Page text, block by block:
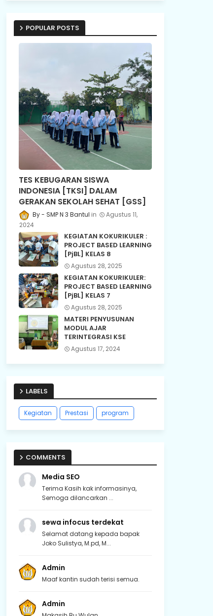
POPULAR POSTS
TES KEBUGARAN SISWA
INDONESIA [TKSI] DALAM
GERAKAN SEKOLAH SEHAT [GSS]
SMP N 3 Bantul
Agustus 11,
2024
KEGIATAN KOKURIKULER :
PROJECT BASED LEARNING
[PjBL] KELAS 8
Agustus 28, 2025
KEGIATAN KOKURIKULER:
PROJECT BASED LEARNING
[PjBL] KELAS 7
Agustus 28, 2025
MATERI PENYUSUNAN
MODUL AJAR
TERINTEGRASI KSE
Agustus 17, 2024
LABELS
Kegiatan Prestasi program
COMMENTS
Media SEO
Terima Kasih kak informasinya,
Semoga dilancarkan ...
sewa infocus terdekat
Selamat datang kepada bapak
Joko Sulistya, M.pd, M...
Admin
Maaf kantin sudah terisi semua.
Admin